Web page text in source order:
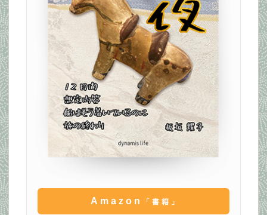
Amazon 「書籍」